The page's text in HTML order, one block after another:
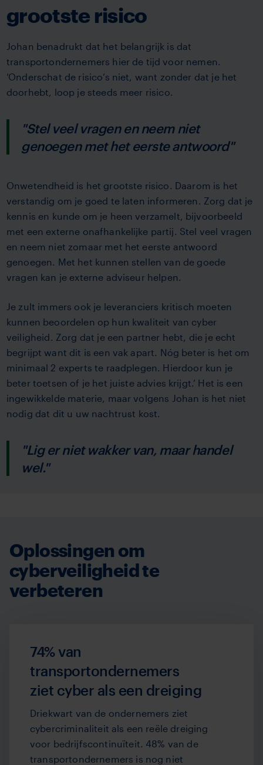
grootste risico
Johan benadrukt dat het belangrijk is dat
transportondernemers hier de tijd voor nemen.
‘Onderschat de risico’s niet, want zonder dat je het
doorhebt, loop je steeds meer risico.
"Stel veel vragen en neem niet
genoegen met het eerste antwoord"
Onwetendheid is het grootste risico. Daarom is het
verstandig om je goed te laten informeren. Zorg dat je
kennis en kunde om je heen verzamelt, bijvoorbeeld
met een externe onafhankelijke partij. Stel veel vragen
en neem niet zomaar met het eerste antwoord
genoegen. Met het kunnen stellen van de goede
vragen kan je externe adviseur helpen.
Je zult immers ook je leveranciers kritisch moeten
kunnen beoordelen op hun kwaliteit van cyber
veiligheid. Zorg dat je een partner hebt, die je echt
begrijpt want dit is een vak apart. Nóg beter is het om
minimaal 2 experts te raadplegen. Hierdoor kun je
beter toetsen of je het juiste advies krijgt.’ Het is een
ingewikkelde materie, maar volgens Johan is het niet
nodig dat dit u uw nachtrust kost.
"Lig er niet wakker van, maar handel
wel."
Oplossingen om
cyberveiligheid te
verbeteren
74% van
transportondernemers
ziet cyber als een dreiging
Driekwart van de ondernemers ziet
cybercriminaliteit als een reële dreiging
voor bedrijfscontinuïteit. 48% van de
transportondernemers is nog niet